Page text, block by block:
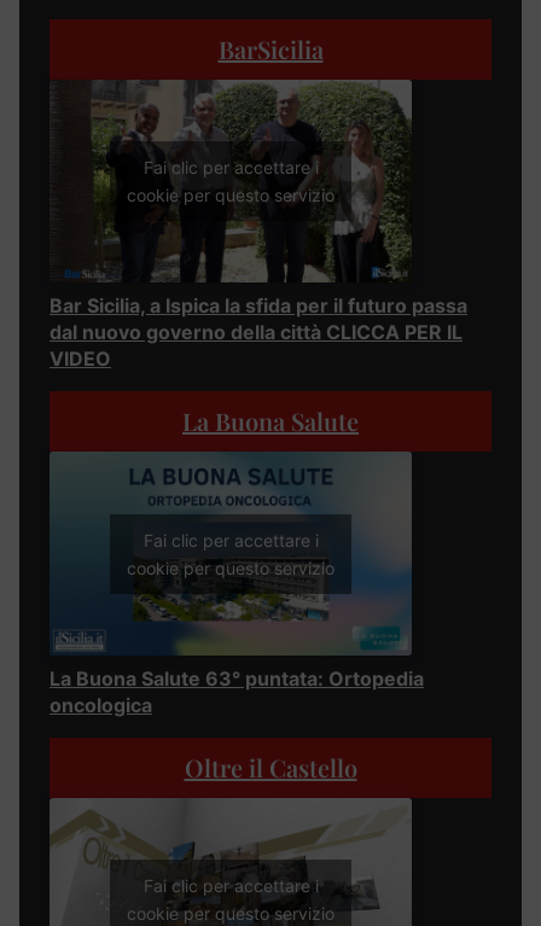
BarSicilia
Fai clic per accettare i
cookie per questo servizio
Bar Sicilia, a Ispica la sfida per il futuro passa
dal nuovo governo della città CLICCA PER IL
VIDEO
La Buona Salute
Fai clic per accettare i
cookie per questo servizio
La Buona Salute 63° puntata: Ortopedia
oncologica
Oltre il Castello
Fai clic per accettare i
cookie per questo servizio